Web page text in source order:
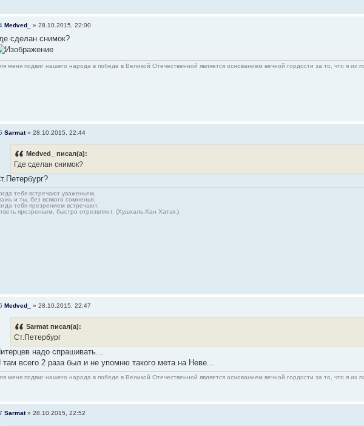
Medved_ » 28.10.2015, 22:00
сделан снимок?
меня подвиг нашего народа в победе в Великой Отечественной является основанием вечной гордости за то, что я их
Sarmat» 28.10.2015, 22:44
Medved_ писал(а):
Где сделан снимок?
тебя встречают уваженьем,
и ты, без всякого сомненья.
тебя презрением встречают,
презреньем, быстро отрезвляет. (Хушхаль-Хан Хатак.)
Medved_ » 28.10.2015, 22:47
Sarmat писал(а):
Ст.Петербург
надо спрашивать...
там всего 2 раза был и не упомню такого мета на Неве...
меня подвиг нашего народа в победе в Великой Отечественной является основанием вечной гордости за то, что я их
Sarmat» 28.10.2015, 22:52